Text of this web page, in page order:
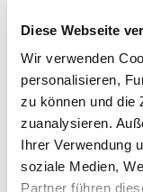
Diese Webseite
Wir verwenden
personalisieren,
zu können und die
zuanalysieren.
Ihrer Verwendung
soziale Medien,
Partner führen